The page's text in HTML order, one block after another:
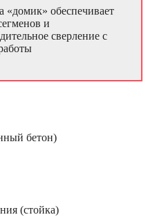
«домик» обеспечивает
и
сверление с
бетон)
(стойка)